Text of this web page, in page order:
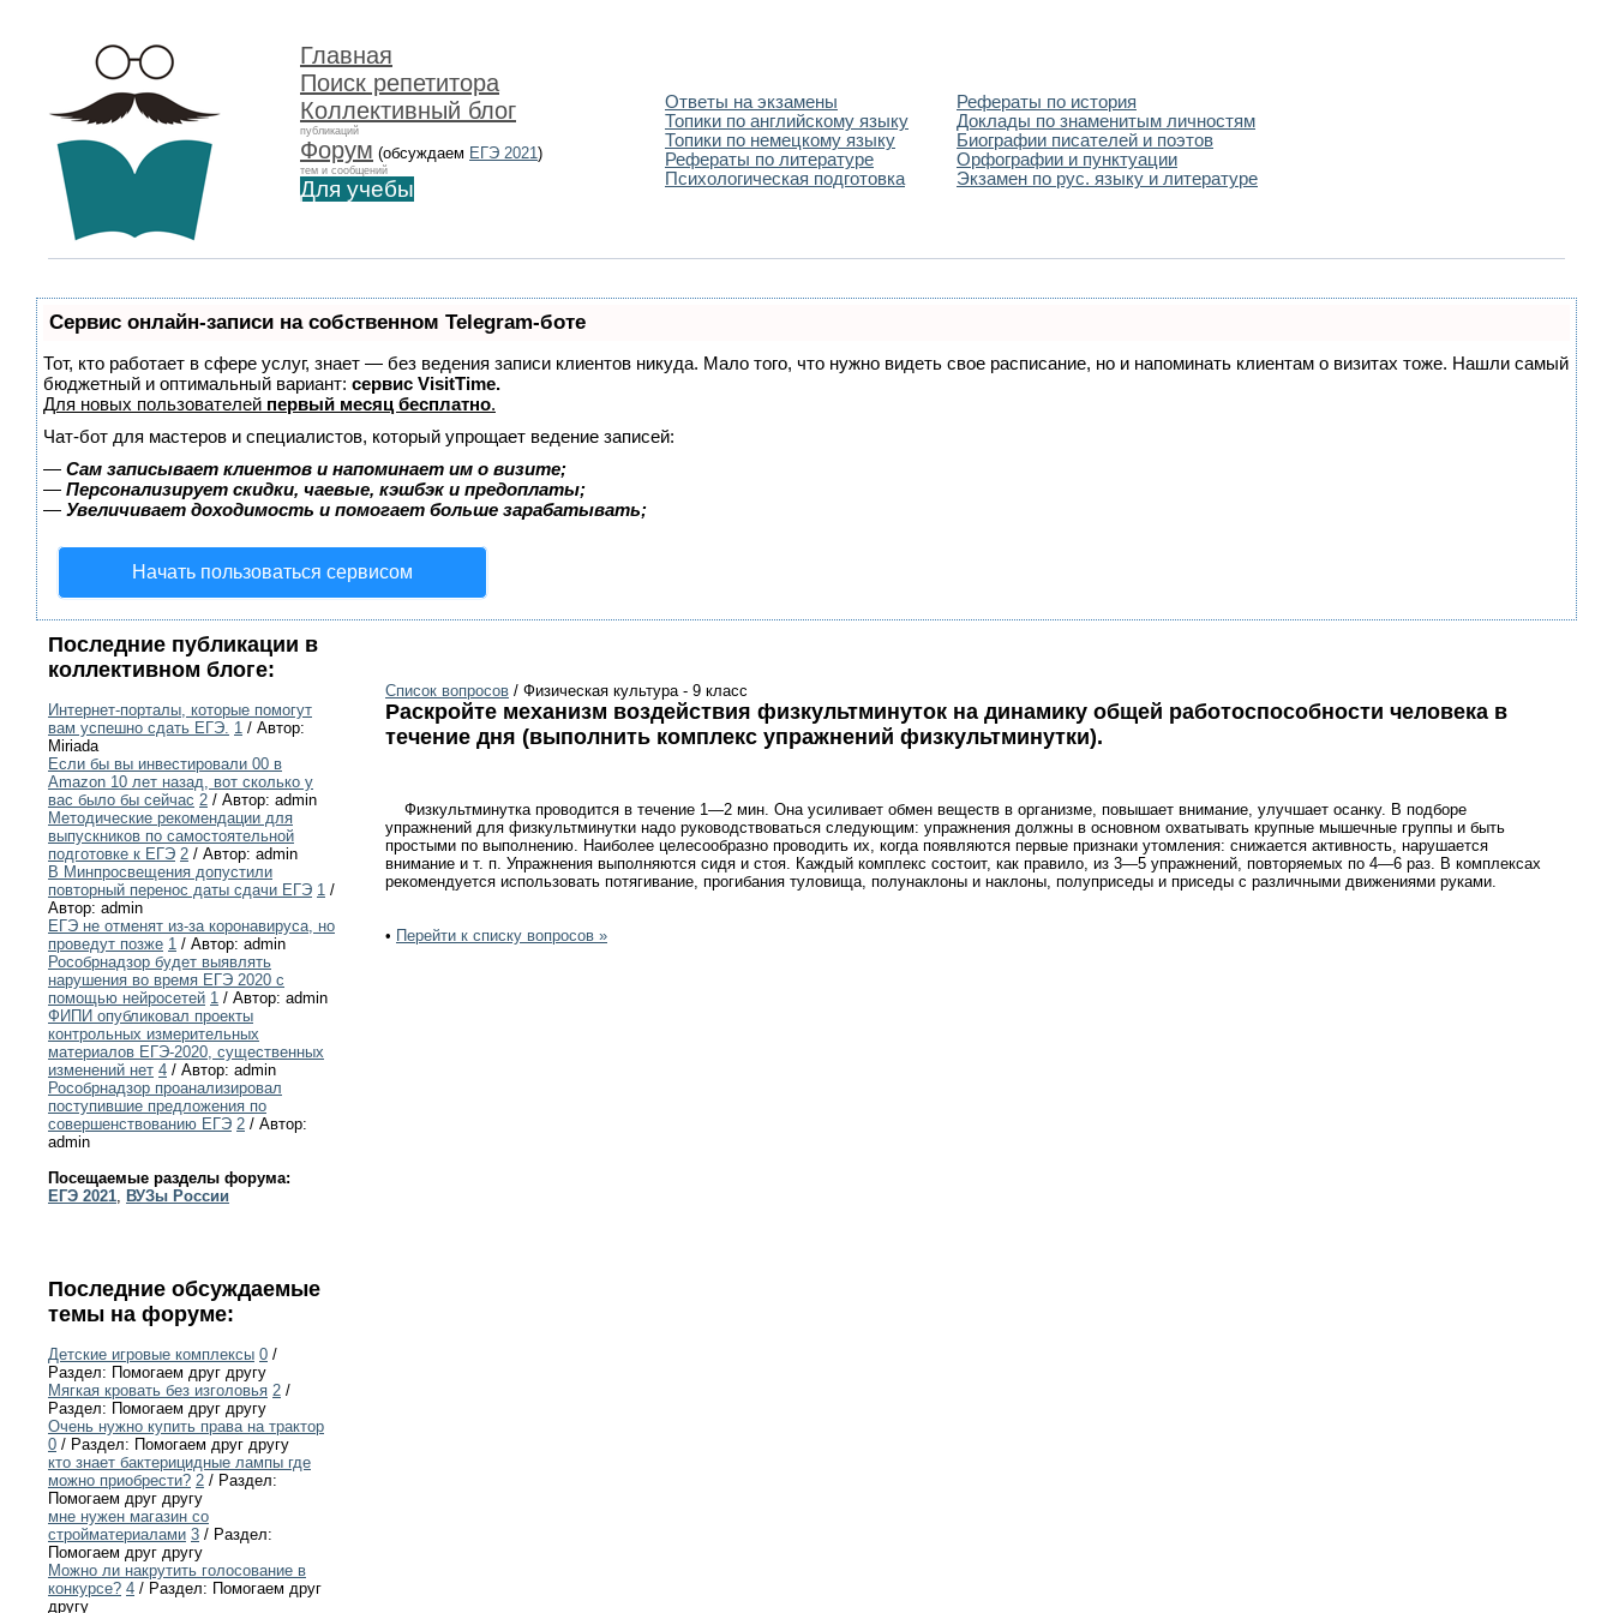
Главная
Поиск репетитора
Коллективный блог
публикаций
Форум (обсуждаем ЕГЭ 2021)
тем и сообщений
Для учебы
Ответы на экзамены
Топики по английскому языку
Топики по немецкому языку
Рефераты по литературе
Психологическая подготовка
Рефераты по история
Доклады по знаменитым личностям
Биографии писателей и поэтов
Орфографии и пунктуации
Экзамен по рус. языку и литературе
Сервис онлайн-записи на собственном Telegram-боте
Тот, кто работает в сфере услуг, знает — без ведения записи клиентов никуда. Мало того, что нужно видеть свое расписание, но и напоминать клиентам о визитах тоже. Нашли самый
бюджетный и оптимальный вариант: сервис VisitTime.
Для новых пользователей первый месяц бесплатно.
Чат-бот для мастеров и специалистов, который упрощает ведение записей:
— Сам записывает клиентов и напоминает им о визите;
— Персонализирует скидки, чаевые, кэшбэк и предоплаты;
— Увеличивает доходимость и помогает больше зарабатывать;
Начать пользоваться сервисом
Последние публикации в
коллективном блоге:
Интернет-порталы, которые помогут
вам успешно сдать ЕГЭ. 1 / Автор:
Miriada
Если бы вы инвестировали 00 в
Amazon 10 лет назад, вот сколько у
вас было бы сейчас 2 / Автор: admin
Методические рекомендации для
выпускников по самостоятельной
подготовке к ЕГЭ 2 / Автор: admin
В Минпросвещения допустили
повторный перенос даты сдачи ЕГЭ 1 /
Автор: admin
ЕГЭ не отменят из-за коронавируса, но
проведут позже 1 / Автор: admin
Рособрнадзор будет выявлять
нарушения во время ЕГЭ 2020 с
помощью нейросетей 1 / Автор: admin
ФИПИ опубликовал проекты
контрольных измерительных
материалов ЕГЭ-2020, существенных
изменений нет 4 / Автор: admin
Рособрнадзор проанализировал
поступившие предложения по
совершенствованию ЕГЭ 2 / Автор:
admin
Посещаемые разделы форума:
ЕГЭ 2021, ВУЗы России
Последние обсуждаемые
темы на форуме:
Детские игровые комплексы 0 /
Раздел: Помогаем друг другу
Мягкая кровать без изголовья 2 /
Раздел: Помогаем друг другу
Очень нужно купить права на трактор
0 / Раздел: Помогаем друг другу
кто знает бактерицидные лампы где
можно приобрести? 2 / Раздел:
Помогаем друг другу
мне нужен магазин со
стройматериалами 3 / Раздел:
Помогаем друг другу
Можно ли накрутить голосование в
конкурсе? 4 / Раздел: Помогаем друг
другу
Список вопросов / Физическая культура - 9 класс
Раскройте механизм воздействия физкультминуток на динамику общей работоспособности человека в
течение дня (выполнить комплекс упражнений физкультминутки).
Физкультминутка проводится в течение 1—2 мин. Она усиливает обмен веществ в организме, повышает внимание, улучшает осанку. В подборе
упражнений для физкультминутки надо руководствоваться следующим: упражнения должны в основном охватывать крупные мышечные группы и быть
простыми по выполнению. Наиболее целесообразно проводить их, когда появляются первые признаки утомления: снижается активность, нарушается
внимание и т. п. Упражнения выполняются сидя и стоя. Каждый комплекс состоит, как правило, из 3—5 упражнений, повторяемых по 4—6 раз. В комплексах
рекомендуется использовать потягивание, прогибания туловища, полунаклоны и наклоны, полуприседы и приседы с различными движениями руками.
• Перейти к списку вопросов »